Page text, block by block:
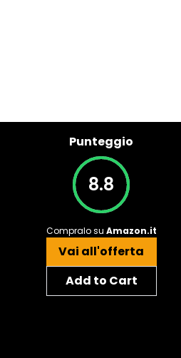
Punteggio
8.8
Compralo su Amazon.it
Vai all'offerta
Add to Cart